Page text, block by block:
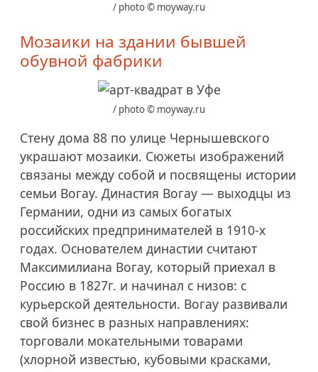
/ photo © moyway.ru
Мозаики на здании бывшей
обувной фабрики
/ photo © moyway.ru
Стену дома 88 по улице Чернышевского
украшают мозаики. Сюжеты изображений
связаны между собой и посвящены истории
семьи Вогау. Династия Вогау — выходцы из
Германии, одни из самых богатых
российских предпринимателей в 1910-х
годах. Основателем династии считают
Максимилиана Вогау, который приехал в
Россию в 1827г. и начинал с низов: с
курьерской деятельности. Вогау развивали
свой бизнес в разных направлениях:
торговали мокательными товарами
(хлорной известью, кубовыми красками,